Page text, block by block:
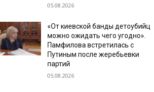
05.08.2026
«От киевской банды детоубийц
можно ожидать чего угодно».
Памфилова встретилась с
Путиным после жеребьевки
партий
05.08.2026